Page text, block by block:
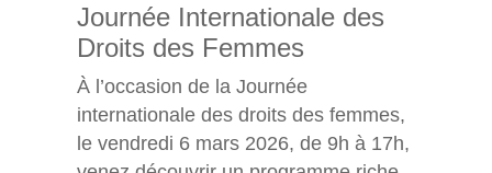
Journée Internationale des
Droits des Femmes
À l’occasion de la Journée
internationale des droits des femmes,
le vendredi 6 mars 2026, de 9h à 17h,